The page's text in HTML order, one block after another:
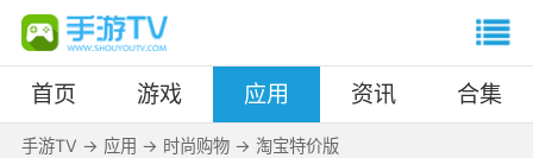
首页 游戏 应用 资讯 合集
手游TV -> 应用 -> 时尚购物-> 淘宝特价版